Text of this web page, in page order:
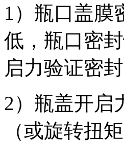
1）瓶口盖
低，瓶口密
启力验证密
2）瓶盖开
（或旋转扭